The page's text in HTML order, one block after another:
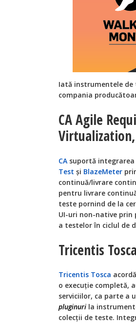
Iată instrumentele
compania
CA Agile
CA suportă
Test și BlazeMeter
continuă/livrare
pentru livrare
teste pornind de la
UI-uri non-native prin
a testelor în ciclul de
Tricentis Tosca
Tricentis Tosca
o execuție completă,
serviciilor, ca parte a
pluginuri la
colecții de teste.